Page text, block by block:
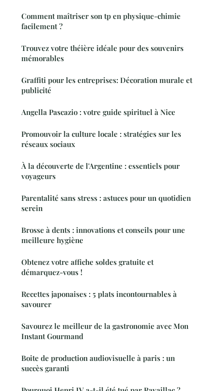
Comment maîtriser son tp en physique-chimie
facilement ?
Trouvez votre théière idéale pour des souvenirs
mémorables
Graffiti pour les entreprises: Décoration murale et
publicité
Angella Pascazio : votre guide spirituel à Nice
Promouvoir la culture locale : stratégies sur les
réseaux sociaux
À la découverte de l'Argentine : essentiels pour
voyageurs
Parentalité sans stress : astuces pour un quotidien
serein
Brosse à dents : innovations et conseils pour une
meilleure hygiène
Obtenez votre affiche soldes gratuite et
démarquez-vous !
Recettes japonaises : 5 plats incontournables à
savourer
Savourez le meilleur de la gastronomie avec Mon
Instant Gourmand
Boite de production audiovisuelle à paris : un
succès garanti